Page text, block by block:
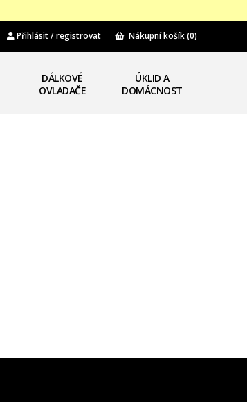
Přihlásit / registrovat Nákupní košík(0)
DÁLKOVÉ
OVLADAČE
ÚKLID A
DOMÁCNOST